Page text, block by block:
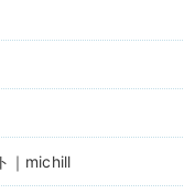
｜michill